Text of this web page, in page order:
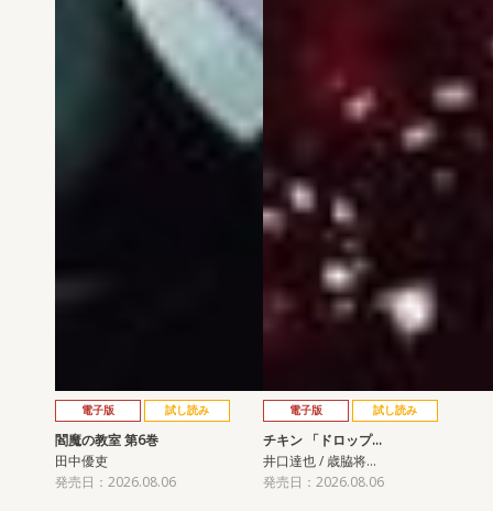
電子版 試し読み
閻魔の教室 第6巻
田中優吏
発売日：2026.08.06
電子版 試し読み
チキン 「ドロップ…
井口達也 / 歳脇将…
発売日：2026.08.06